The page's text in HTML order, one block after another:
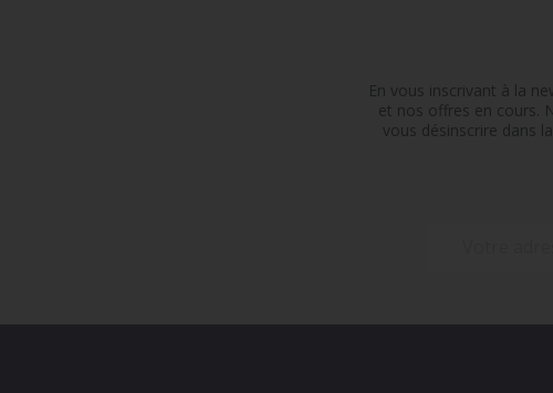
En vous inscrivant à la
et nos offres en cours.
vous désinscrire dans